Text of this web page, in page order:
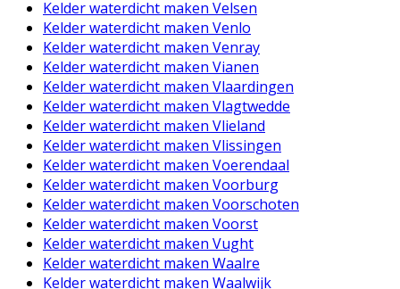
Kelder waterdicht maken Velsen
Kelder waterdicht maken Venlo
Kelder waterdicht maken Venray
Kelder waterdicht maken Vianen
Kelder waterdicht maken Vlaardingen
Kelder waterdicht maken Vlagtwedde
Kelder waterdicht maken Vlieland
Kelder waterdicht maken Vlissingen
Kelder waterdicht maken Voerendaal
Kelder waterdicht maken Voorburg
Kelder waterdicht maken Voorschoten
Kelder waterdicht maken Voorst
Kelder waterdicht maken Vught
Kelder waterdicht maken Waalre
Kelder waterdicht maken Waalwijk